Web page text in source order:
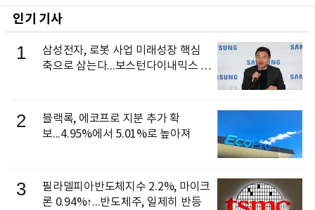
인기 기사
1
삼성전자, 로봇 사업 미래성장 핵심
축으로 삼는다...보스턴다이내믹스 출
2
블랙록, 에코프로 지분 추가 확
보...4.95%에서 5.01%로 높아져
3
필라델피아반도체지수 2.2%, 마이크
론 0.94%↑...반도체주, 일제히 반등